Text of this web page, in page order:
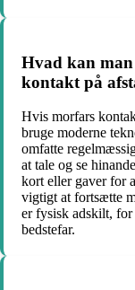
Hvad kan
kontakt på
Hvis morfars
bruge moderne
omfatte
at tale og se
kort eller gaver for
vigtigt at fortsætte
er fysisk adskilt, for
bedstefar.